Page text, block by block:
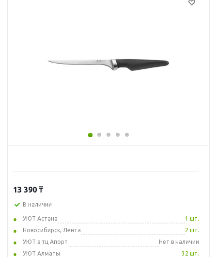
13 390 ₸
В наличии
УЮТ Астана
1 шт.
Новосибирск, Лента
2 шт.
УЮТ в тц Апорт
Нет в наличии
УЮТ Алматы
32 шт.